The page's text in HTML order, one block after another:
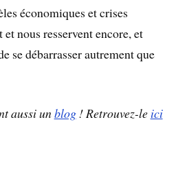
économiques et crises
nous resservent encore, et
se débarrasser autrement que
aussi unblog! Retrouvez-le ici